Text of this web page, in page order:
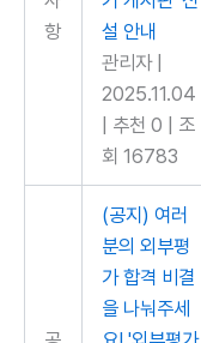
항
설 안내
관리자
2025.11.04
추천 0
조
회 16783
(공지) 여러
분의 외부평
가 합격 비결
을 나눠주세